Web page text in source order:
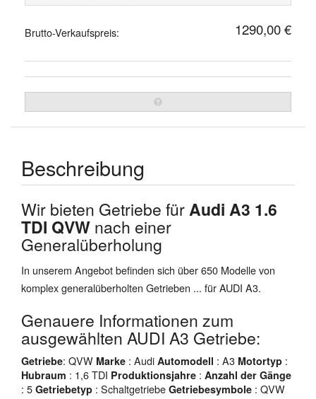
Brutto-Verkaufspreis: 1290,00 €
Beschreibung
Wir bieten Getriebe fürAudi A3 1.6
TDI QVW nach einer
Generalüberholung
In unserem Angebot befinden sich über 650 Modelle von
komplex generalüberholten Getrieben ... für AUDI A3.
Genauere Informationen zum
ausgewählten AUDI A3 Getriebe:
Getriebe: QVW Marke : Audi Automodell : A3 Motortyp :
Hubraum : 1,6 TDI Produktionsjahre : Anzahl der Gänge
: 5 Getriebetyp : Schaltgetriebe Getriebesymbole : QVW